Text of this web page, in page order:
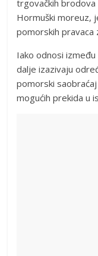
trgovačkih
Hormuški moreuz,
pomorskih
Iako odnosi između
dalje izazivaju
pomorski
mogućih prekida u